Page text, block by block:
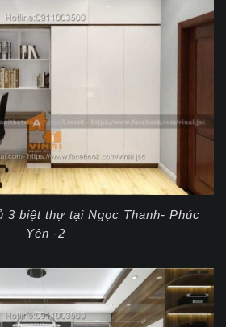
3 biệt thự tại Ngọc Thanh- Phúc
Yên -2